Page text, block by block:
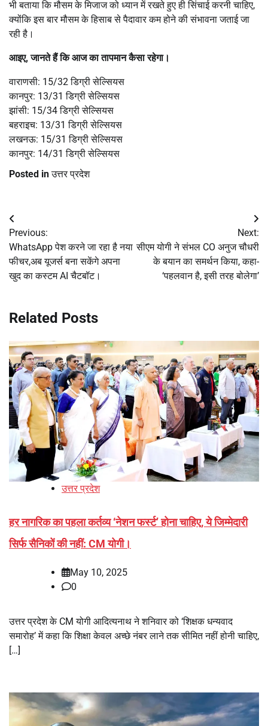
भी बताया कि मौसम के मिजाज को ध्यान में रखते हुए ही सिंचाई करनी चाहिए,
क्योंकि इस बार मौसम के हिसाब से पैदावार कम होने की संभावना जताई जा
रही है।
आइए, जानते हैं कि आज का तापमान कैसा रहेगा।
वाराणसी: 15/32 डिग्री सेल्सियस
कानपुर: 13/31 डिग्री सेल्सियस
झांसी: 15/34 डिग्री सेल्सियस
बहराइच: 13/31 डिग्री सेल्सियस
लखनऊ: 15/31 डिग्री सेल्सियस
कानपुर: 14/31 डिग्री सेल्सियस
Posted inउत्तर प्रदेश
Post
navigation
Previous:
WhatsApp पेश करने जा रहा है नया
फीचर,अब यूजर्स बना सकेंगे अपना
खुद का कस्टम AI चैटबॉट।
Next:
सीएम योगी ने संभल CO अनुज चौधरी
के बयान का समर्थन किया, कहा-
‘पहलवान है, इसी तरह बोलेगा’
Related Posts
उत्तर प्रदेश
हर नागरिक का पहला कर्तव्य ‘नेशन फर्स्ट’ होना चाहिए, ये जिम्मेदारी
सिर्फ सैनिकों की नहीं: CM योगी।
May 10, 2025
0
उत्तर प्रदेश के CM योगी आदित्यनाथ ने शनिवार को ‘शिक्षक धन्यवाद
समारोह’ में कहा कि शिक्षा केवल अच्छे नंबर लाने तक सीमित नहीं होनी चाहिए,
[…]